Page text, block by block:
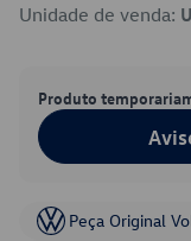
Unidade de venda:
Produto
Peça Original